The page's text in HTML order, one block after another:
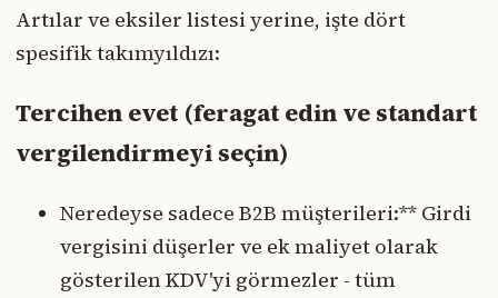
Artılar ve eksiler listesi yerine, işte dört
spesifik takımyıldızı:
Tercihen evet (feragat edin ve standart
vergilendirmeyi seçin)
Neredeyse sadece B2B müşterileri:** Girdi
vergisini düşerler ve ek maliyet olarak
gösterilen KDV'yi görmezler - tüm